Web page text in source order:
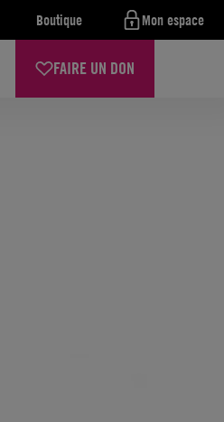
Boutique Mon espace
FAIRE UN DON